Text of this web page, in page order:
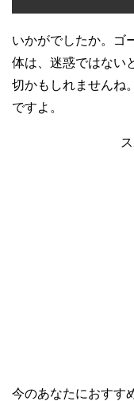
いかがでしたか。ゴ
体は、迷惑ではない
切かもしれませんね
ですよ。
今のあなたにおすす